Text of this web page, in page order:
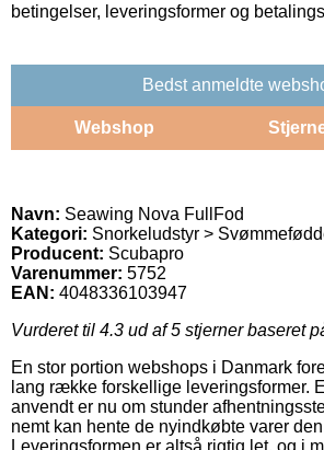
betingelser, leveringsformer og
Bedst anmeldte
Webshop
Navn: Seawing Nova FullFod
Kategori: Snorkeludstyr >
Producent: Scubapro
Varenummer: 5752
EAN: 4048336103947
Vurderet til 4.3 ud af 5 stjerner baseret
En stor portion webshops i Danmark
lang række forskellige leveringsformer.
anvendt er nu om stunder
nemt kan hente de nyindkøbte varer
Leveringsformen er altså rigtig let, og i